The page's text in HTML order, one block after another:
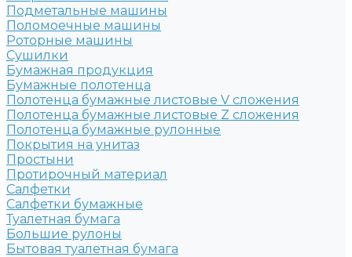
Подметальные машины
Поломоечные машины
Роторные машины
Сушилки
Бумажная продукция
Бумажные полотенца
Полотенца бумажные листовые V сложения
Полотенца бумажные листовые Z сложения
Полотенца бумажные рулонные
Покрытия на унитаз
Простыни
Протирочный материал
Салфетки
Салфетки бумажные
Туалетная бумага
Большие рулоны
Бытовая туалетная бумага